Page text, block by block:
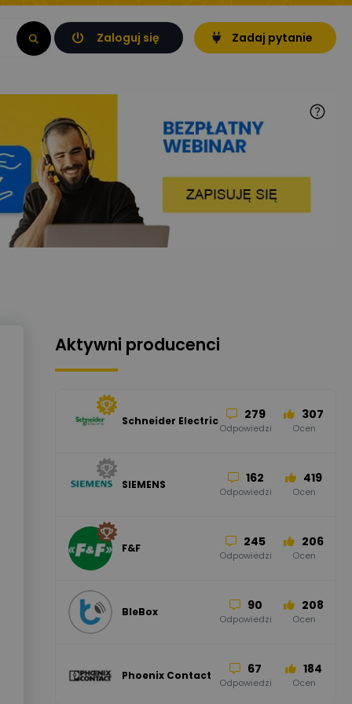
Zaloguj się Zadaj pytanie
Aktywni producenci
Schneider Electric 279
Odpowiedzi
307
Ocen
SIEMENS 162
Odpowiedzi
419
Ocen
F&F 245
Odpowiedzi
206
Ocen
BleBox 90
Odpowiedzi
208
Ocen
Phoenix Contact 67
Odpowiedzi
184
Ocen